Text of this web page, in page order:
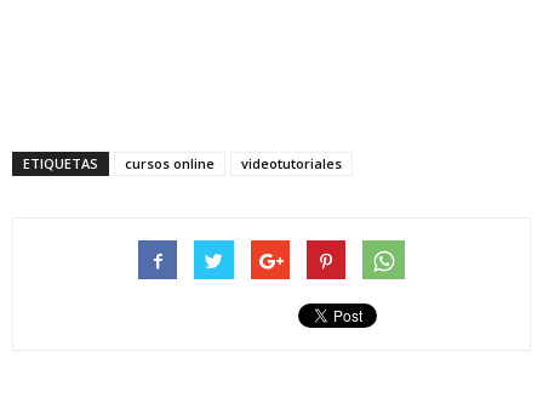
ETIQUETAS cursos online videotutoriales